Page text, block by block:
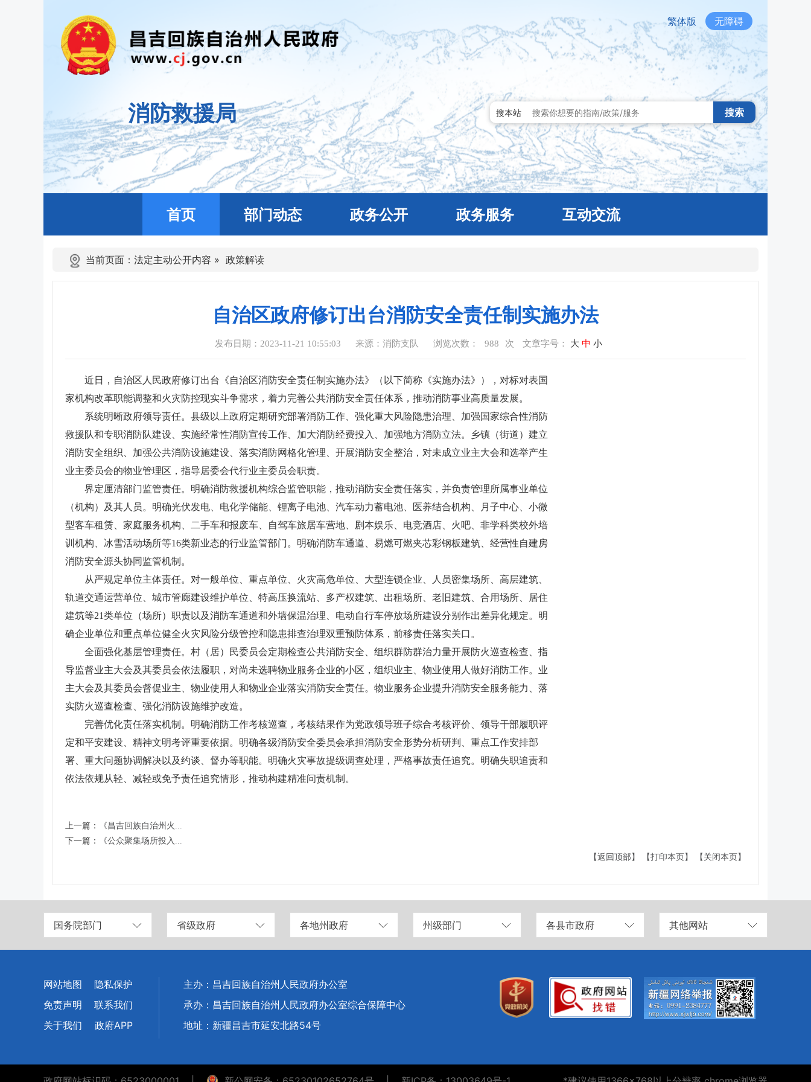
繁体版 无障碍
消防救援局 搜本站 搜索
首页 部门动态 政务公开 政务服务 互动交流
当前页面： 法定主动公开内容 » 政策解读
自治区政府修订出台消防安全责任制实施办法
发布日期：2023-11-21 10:55:03 来源：消防支队 浏览次数： 988 次 文章字号： 大 中 小
近日，自治区人民政府修订出台《自治区消防安全责任制实施办法》（以下简称《实施办法》），对标对表国
家机构改革职能调整和火灾防控现实斗争需求，着力完善公共消防安全责任体系，推动消防事业高质量发展。
系统明晰政府领导责任。县级以上政府定期研究部署消防工作、强化重大风险隐患治理、加强国家综合性消防
救援队和专职消防队建设、实施经常性消防宣传工作、加大消防经费投入、加强地方消防立法。乡镇（街道）建立
消防安全组织、加强公共消防设施建设、落实消防网格化管理、开展消防安全整治，对未成立业主大会和选举产生
业主委员会的物业管理区，指导居委会代行业主委员会职责。
界定厘清部门监管责任。明确消防救援机构综合监管职能，推动消防安全责任落实，并负责管理所属事业单位
（机构）及其人员。明确光伏发电、电化学储能、锂离子电池、汽车动力蓄电池、医养结合机构、月子中心、小微
型客车租赁、家庭服务机构、二手车和报废车、自驾车旅居车营地、剧本娱乐、电竞酒店、火吧、非学科类校外培
训机构、冰雪活动场所等16类新业态的行业监管部门。明确消防车通道、易燃可燃夹芯彩钢板建筑、经营性自建房
消防安全源头协同监管机制。
从严规定单位主体责任。对一般单位、重点单位、火灾高危单位、大型连锁企业、人员密集场所、高层建筑、
轨道交通运营单位、城市管廊建设维护单位、特高压换流站、多产权建筑、出租场所、老旧建筑、合用场所、居住
建筑等21类单位（场所）职责以及消防车通道和外墙保温治理、电动自行车停放场所建设分别作出差异化规定。明
确企业单位和重点单位健全火灾风险分级管控和隐患排查治理双重预防体系，前移责任落实关口。
全面强化基层管理责任。村（居）民委员会定期检查公共消防安全、组织群防群治力量开展防火巡查检查、指
导监督业主大会及其委员会依法履职，对尚未选聘物业服务企业的小区，组织业主、物业使用人做好消防工作。业
主大会及其委员会督促业主、物业使用人和物业企业落实消防安全责任。物业服务企业提升消防安全服务能力、落
实防火巡查检查、强化消防设施维护改造。
完善优化责任落实机制。明确消防工作考核巡查，考核结果作为党政领导班子综合考核评价、领导干部履职评
定和平安建设、精神文明考评重要依据。明确各级消防安全委员会承担消防安全形势分析研判、重点工作安排部
署、重大问题协调解决以及约谈、督办等职能。明确火灾事故提级调查处理，严格事故责任追究。明确失职追责和
依法依规从轻、减轻或免予责任追究情形，推动构建精准问责机制。
上一篇：
《昌吉回族自治州火...
下一篇：
《公众聚集场所投入...
【返回顶部】
【打印本页】 【关闭本页】
国务院部门 省级政府 各地州政府 州级部门 各县市政府 其他网站
网站地图
隐私保护
免责声明
联系我们
关于我们
政府APP
主办：昌吉回族自治州人民政府办公室
承办：昌吉回族自治州人民政府办公室综合保障中心
地址：新疆昌吉市延安北路54号